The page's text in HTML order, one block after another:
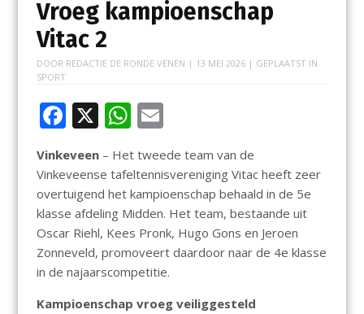
Vroeg kampioenschap
Vitac 2
DOOR REDACTIE DE RONDE VENEN | 13 MEI 2026| GEPLAATST IN
SPORT
F
e
b
o
o
k
X W
at
s
A
p
p
E
m
ai
l
Vinkeveen– Het tweede team van de
Vinkeveense tafeltennisvereniging Vitac heeft zeer
overtuigend het kampioenschap behaald in de 5e
klasse afdeling Midden. Het team, bestaande uit
Oscar Riehl, Kees Pronk, Hugo Gons en Jeroen
Zonneveld, promoveert daardoor naar de 4e klasse
in de najaarscompetitie.
Kampioenschap vroeg veiliggesteld